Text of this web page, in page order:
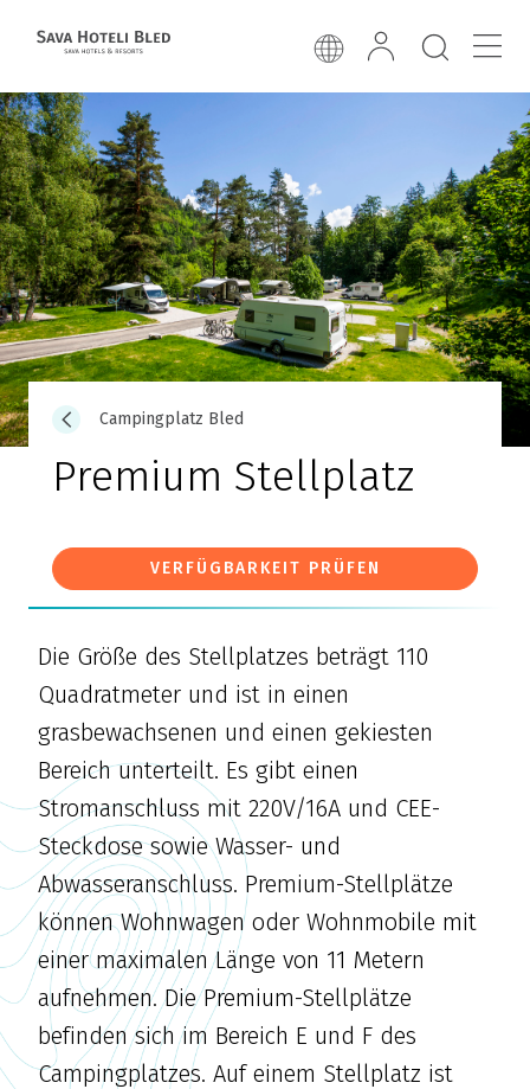
Campingplatz Bled
Premium Stellplatz
VERFÜGBARKEIT PRÜFEN
Die Größe des Stellplatzes beträgt 110
Quadratmeter und ist in einen
grasbewachsenen und einen gekiesten
Bereich unterteilt. Es gibt einen
Stromanschluss mit 220V/16A und CEE-
Steckdose sowie Wasser- und
Abwasseranschluss. Premium-Stellplätze
können Wohnwagen oder Wohnmobile mit
einer maximalen Länge von 11 Metern
aufnehmen. Die Premium-Stellplätze
befinden sich im Bereich E und F des
Campingplatzes. Auf einem Stellplatz ist